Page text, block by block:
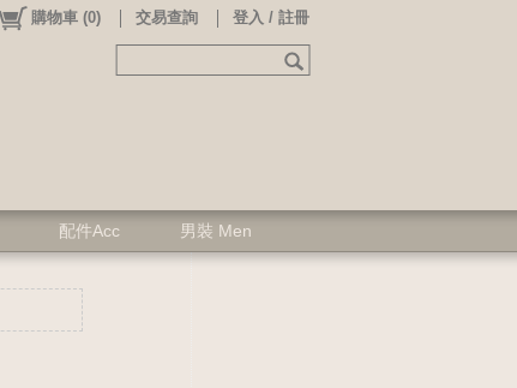
購物車 (0) 交易查詢 登入 / 註冊
配件Acc 男裝 Men